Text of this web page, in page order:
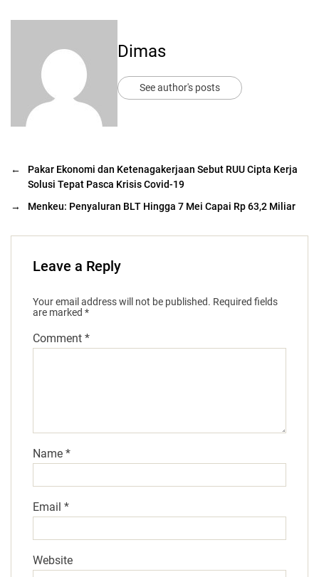
Dimas
See author's posts
←
Pakar Ekonomi dan Ketenagakerjaan Sebut RUU Cipta Kerja
Solusi Tepat Pasca Krisis Covid-19
→
Menkeu: Penyaluran BLT Hingga 7 Mei Capai Rp 63,2 Miliar
Leave a Reply
Your email address will not be published. Required fields
are marked *
Comment *
Name *
Email *
Website